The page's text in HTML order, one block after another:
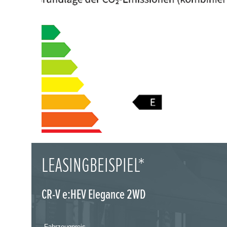
LEASINGBEISPIEL*
CR-V e:HEV Elegance 2WD